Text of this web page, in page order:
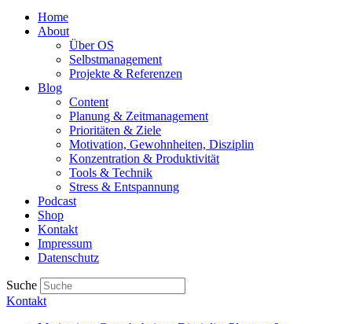
Home
About
Über OS
Selbstmanagement
Projekte & Referenzen
Blog
Content
Planung & Zeitmanagement
Prioritäten & Ziele
Motivation, Gewohnheiten, Disziplin
Konzentration & Produktivität
Tools & Technik
Stress & Entspannung
Podcast
Shop
Kontakt
Impressum
Datenschutz
Suche
Kontakt